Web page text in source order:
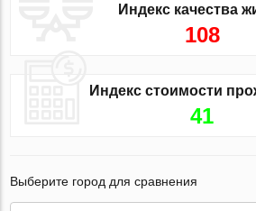
Индекс качества
108
Индекс стоимости
41
Выберите город для сравнения